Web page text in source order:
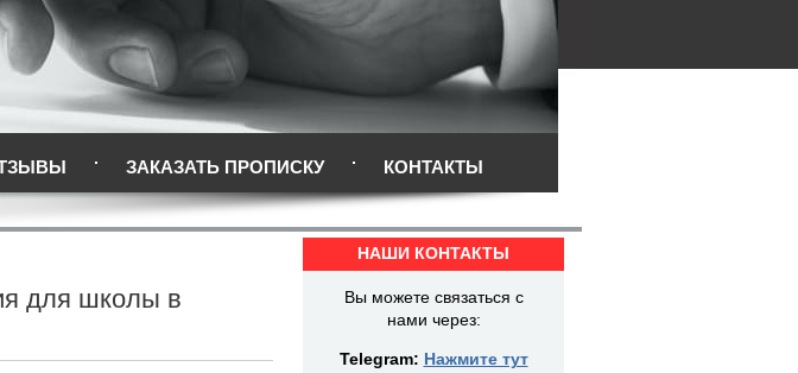
ЗАКАЗАТЬ ПРОПИСКУ КОНТАКТЫ
для школы в
НАШИ КОНТАКТЫ
Вы можете связаться с
нами через:
Telegram: Нажмите тут